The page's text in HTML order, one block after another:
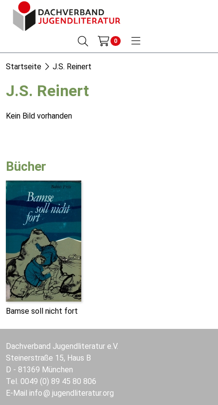
0
Startseite J.S. Reinert
J.S. Reinert
Kein Bild vorhanden
Bücher
Bamse soll nicht fort
Dachverband Jugendliteratur e.V.
Steinerstraße 15, Haus B
D - 81369 München
Tel. 0049 (0) 89 45 80 806
E-Mail info jugendliteratur.org